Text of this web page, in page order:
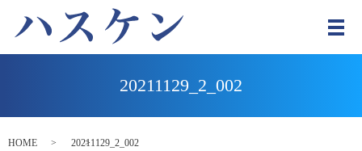
メ
20211129_2_002
HOME 20211129_2_002